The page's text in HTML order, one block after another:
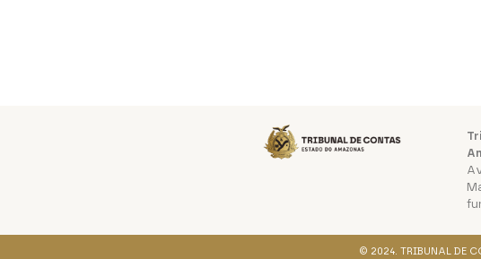
© 2024. TRIBUNAL DE